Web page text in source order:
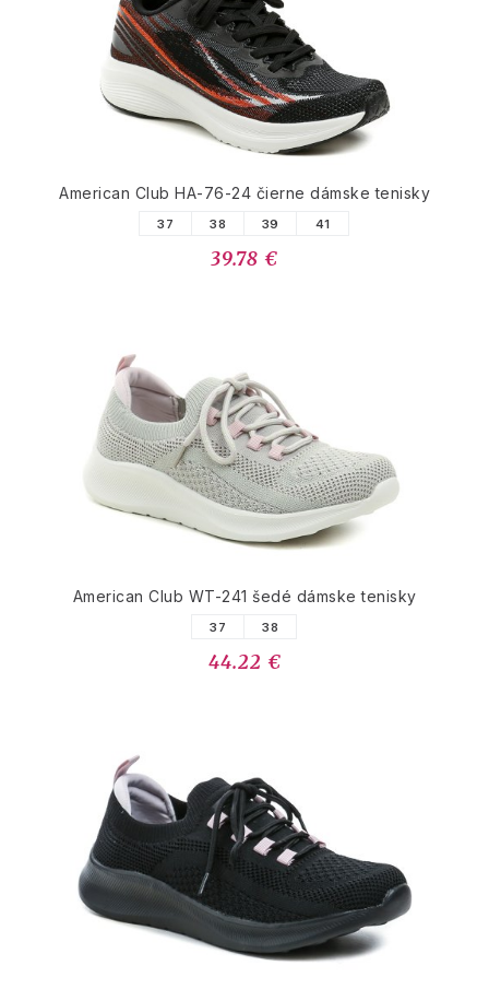
American Club HA-76-24 čierne dámske tenisky
37 38 39 41
39.78 €
American Club WT-241 šedé dámske tenisky
37 38
44.22 €